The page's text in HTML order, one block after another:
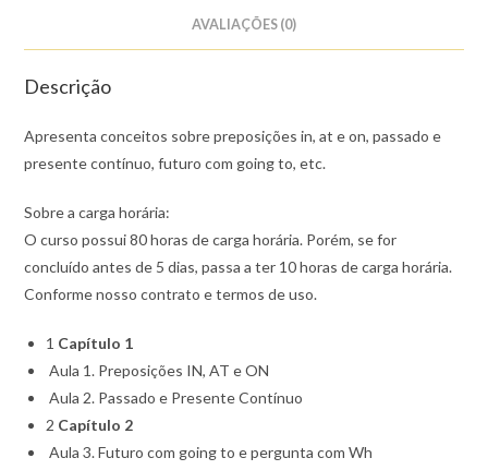
AVALIAÇÕES (0)
Descrição
Apresenta conceitos sobre preposições in, at e on, passado e
presente contínuo, futuro com going to, etc.
Sobre a carga horária:
O curso possui 80 horas de carga horária. Porém, se for
concluído antes de 5 dias, passa a ter 10 horas de carga horária.
Conforme nosso contrato e termos de uso.
1 Capítulo 1
Aula 1. Preposições IN, AT e ON
Aula 2. Passado e Presente Contínuo
2 Capítulo 2
Aula 3. Futuro com going to e pergunta com Wh